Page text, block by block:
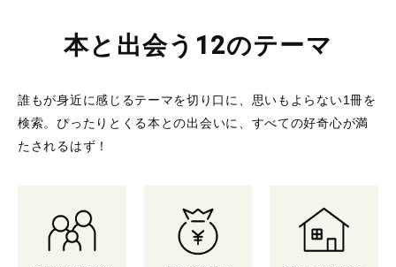
本と出会う12のテーマ
誰もが身近に感じるテーマを切り口に、思いもよらない1冊を
検索。 ぴったりとくる本との出会いに、すべての好奇心が満
たされるはず！